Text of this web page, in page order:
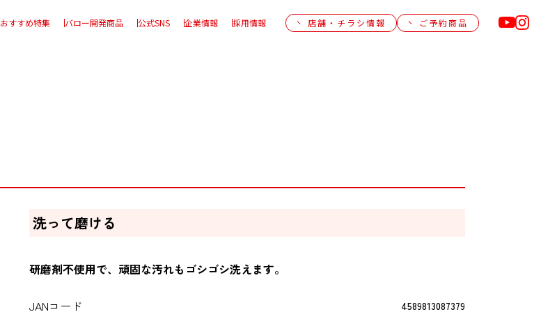
おすすめ特集 バロー開発商品 公式SNS 企業情報 採用情報 店舗・チラシ情報 ご予約商品
洗って磨ける
研磨剤不使用で、頑固な汚れもゴシゴシ洗えます。
JANコード 4589813087379